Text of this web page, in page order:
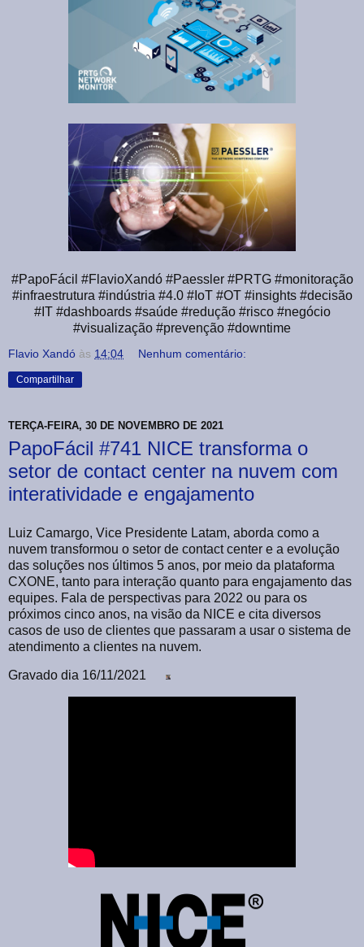
#PapoFácil #FlavioXandó #Paessler #PRTG #monitoração
#infraestrutura #indústria #4.0 #IoT #OT #insights #decisão
#IT #dashboards #saúde #redução #risco #negócio
#visualização #prevenção #downtime
Flavio Xandó às 14:04 Nenhum comentário:
Compartilhar
TERÇA-FEIRA, 30 DE NOVEMBRO DE 2021
PapoFácil #741 NICE transforma o
setor de contact center na nuvem com
interatividade e engajamento
Luiz Camargo, Vice Presidente Latam, aborda como a
nuvem transformou o setor de contact center e a evolução
das soluções nos últimos 5 anos, por meio da plataforma
CXONE, tanto para interação quanto para engajamento das
equipes. Fala de perspectivas para 2022 ou para os
próximos cinco anos, na visão da NICE e cita diversos
casos de uso de clientes que passaram a usar o sistema de
atendimento a clientes na nuvem.
Gravado dia 16/11/2021